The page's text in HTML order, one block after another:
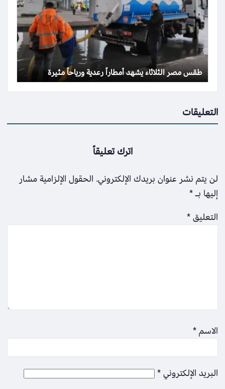
طقس مصر الثلاثاء يشهد أمطاراً رعدية ورياحاً مثيرة
التعليقات
اترك تعليقاً
لن يتم نشر عنوان بريدك الإلكتروني. الحقول الإلزامية مشار
إليها بـ*
التعليق*
الاسم*
البريد الإلكتروني*